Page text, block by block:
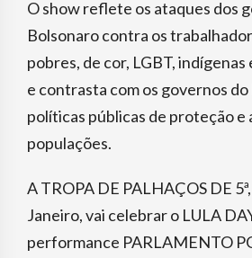
O show reflete os ataques dos
Bolsonaro contra os
pobres, de cor, LGBT, indígenas
e contrasta com os governos
políticas públicas de proteção e
populações.
A TROPA DE PALHAÇOS DE
Janeiro, vai celebrar o LULA
performance PARLAMENTO